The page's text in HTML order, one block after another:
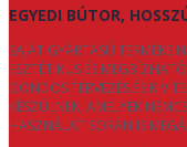
EGYEDI BÚTOR,
SAJÁT GYÁRTÁSÚ
ESZTÉTIKUS ÉS
GONDOS TERVEZÉS ÉS
KÉSZÜLNEK, AMELYEK
HASZNÁLAT SORÁN IS